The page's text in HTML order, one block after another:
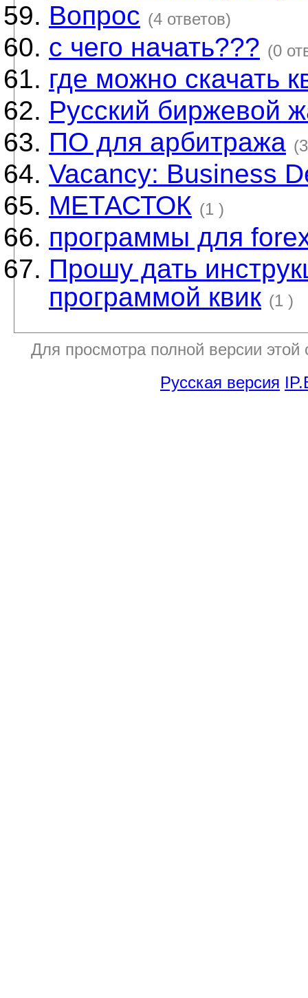
Вопрос (4 ответов)
с чего начать??? (0
где можно скачать
Русский биржевой
ПО для арбитража
Vacancy: Business
МЕТАСТОК (1 )
программы для
Прошу дать
программой квик (1 )
Для просмотра полной версии
Русская версия